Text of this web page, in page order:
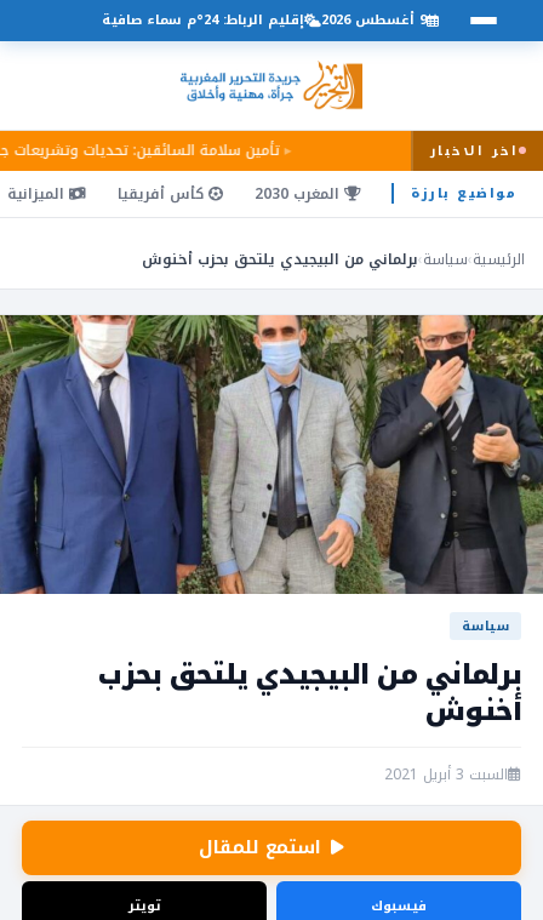
اخر الاخبار تأمين سلامة السائقين: تحديات وتشريعات
9 أغسطس 2026 إقليم الرباط: 24°م سماء صافية
مواضيع بارزة المغرب 2030 كأس أفريقيا الميزانية
الرئيسية›سياسة›برلماني من البيجيدي يلتحق بحزب أخنوش
سياسة
برلماني من البيجيدي يلتحق بحزب
أخنوش
السبت 3 أبريل 2021
استمع للمقال
فيسبوك تويتر